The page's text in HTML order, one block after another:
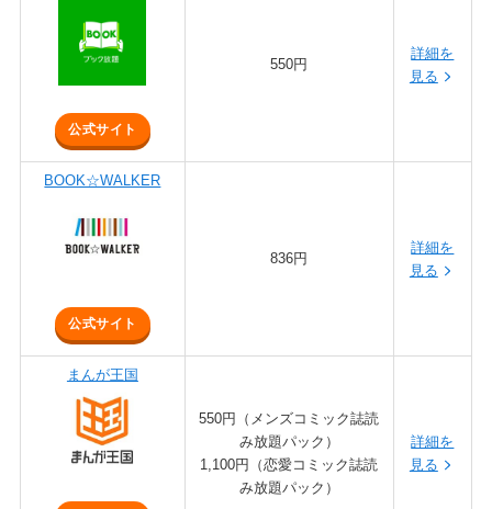
公式サイト
550円
詳細を
見る
BOOK☆WALKER
公式サイト
836円
詳細を
見る
まんが王国
550円（メンズコミック誌読
み放題パック）
1,100円（恋愛コミック誌読
み放題パック）
詳細を
見る